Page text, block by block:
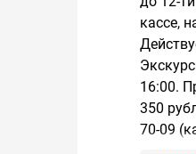
кассе,
16:00.
350
70-09